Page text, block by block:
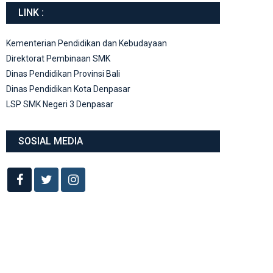
LINK :
Kementerian Pendidikan dan Kebudayaan
Direktorat Pembinaan SMK
Dinas Pendidikan Provinsi Bali
Dinas Pendidikan Kota Denpasar
LSP SMK Negeri 3 Denpasar
SOSIAL MEDIA